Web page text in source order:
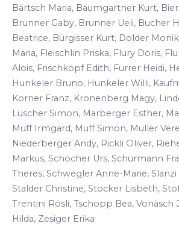
Bärtsch Maria, Baumgartner Kurt,
Brunner Gaby, Brunner Ueli, Bucher
Beatrice, Bürgisser Kurt, Dolder
Maria, Fleischlin Priska, Flury Doris,
Alois, Frischkopf Edith, Furrer Heidi,
Hunkeler Bruno, Hunkeler Willi,
Korner Franz, Kronenberg Magy,
Lüscher Simon, Marberger Esther,
Muff Irmgard, Muff Simon, Müller
Niederberger Andy, Rickli Oliver,
Markus, Schocher Urs, Schürmann
Theres, Schwegler Anne-Marie, Slanzi
Stalder Christine, Stocker Lisbeth,
Trentini Rösli, Tschopp Bea, Vonäsch
Hilda, Zesiger Erika